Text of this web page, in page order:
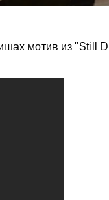
мотив из "Still